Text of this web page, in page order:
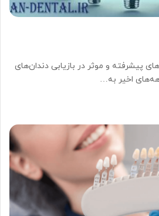
پیشرفته و موثر در بازیابی دندان‌های
اخیر به…